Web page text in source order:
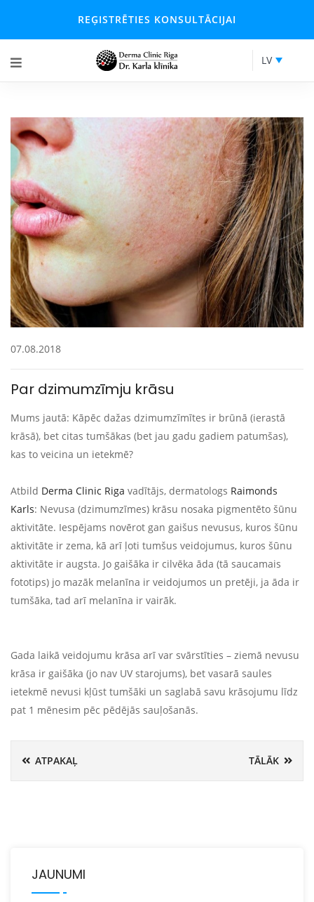
REĢISTRĒTIES KONSULTĀCIJAI
LV
07.08.2018
Par dzimumzīmju krāsu
Mums jautā: Kāpēc dažas dzimumzīmītes ir brūnā (ierastā
krāsā), bet citas tumšākas (bet jau gadu gadiem patumšas),
kas to veicina un ietekmē?
Atbild Derma Clinic Riga vadītājs, dermatologs Raimonds
Karls: Nevusa (dzimumzīmes) krāsu nosaka pigmentēto šūnu
aktivitāte. Iespējams novērot gan gaišus nevusus, kuros šūnu
aktivitāte ir zema, kā arī ļoti tumšus veidojumus, kuros šūnu
aktivitāte ir augsta. Jo gaišāka ir cilvēka āda (tā saucamais
fototips) jo mazāk melanīna ir veidojumos un pretēji, ja āda ir
tumšāka, tad arī melanīna ir vairāk.
Gada laikā veidojumu krāsa arī var svārstīties – ziemā nevusu
krāsa ir gaišāka (jo nav UV starojums), bet vasarā saules
ietekmē nevusi kļūst tumšāki un saglabā savu krāsojumu līdz
pat 1 mēnesim pēc pēdējās sauļošanās.
ATPAKAĻ TĀLĀK
JAUNUMI